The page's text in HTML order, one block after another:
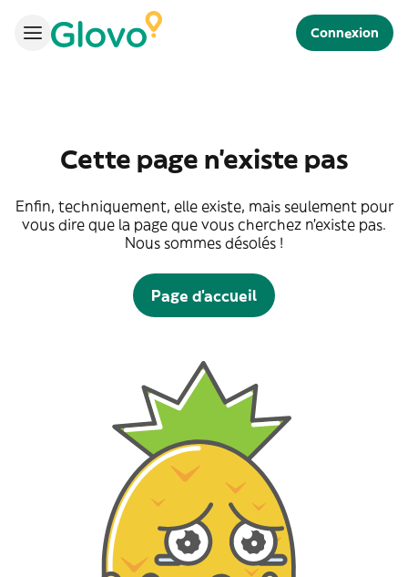
Connexion
Cette page n'existe pas
Enfin, techniquement, elle existe, mais seulement pour
vous dire que la page que vous cherchez n'existe pas.
Nous sommes désolés !
Page d'accueil